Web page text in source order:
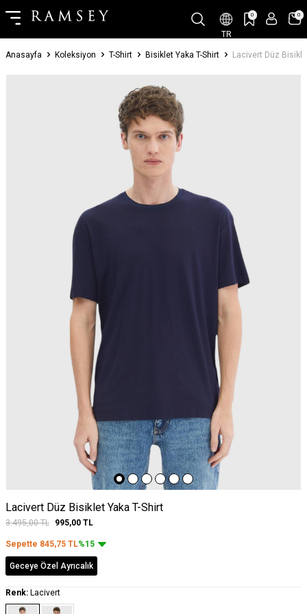
TR
0 0
Anasayfa Koleksiyon T-Shirt Bisiklet Yaka T-Shirt Lacivert Düz
Lacivert Düz Bisiklet Yaka T-Shirt
3.495,00TL 995,00 TL
Sepette 845,75 TL%15
Geceye Özel Ayrıcalık
Renk: Lacivert